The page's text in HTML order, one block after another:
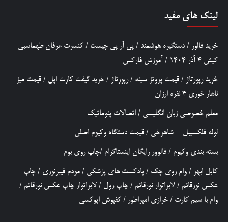
لینک های مفید
خرید فالور / دستگیره هوشمند / پی آر پی چیست / کنسرت عرفان طهماسبی
کیش 4 آذر 1404
/ آموزش فارکس
خرید رپورتاژ / قیمت پروتز سینه /رپورتاژ / خرید گیفت کارت اپل / قیمت میز
ناهار خوری 4 نفره ارزان
معلم خصوصی زبان انگلیسی / اتصالات پنوماتیک
لوله فلکسیبل – شاهرخی / قیمت دستگاه وکیوم اصلی
بسته بندی وکیوم / فالوور رایگان اینستاگرام /چاپ روی بوم
کابل ابهر / وام روی چک / پادکست های پزشکی / مودم فیبرنوری / چاپ
عکس نورقائم / لابراتوار نورقائم / چاپ رول / لابراتوار چاپ عکس نورقائم /
وام با سیم کارت / خرازی امپراطور / کفپوش اپوکسی